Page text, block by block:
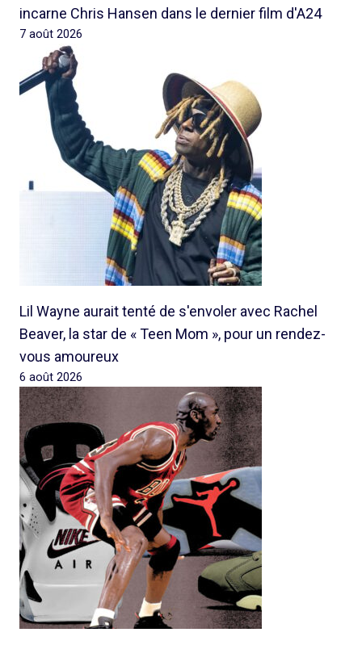
incarne Chris Hansen dans le dernier film d'A24
7 août 2026
Lil Wayne aurait tenté de s'envoler avec Rachel
Beaver, la star de « Teen Mom », pour un rendez-
vous amoureux
6 août 2026